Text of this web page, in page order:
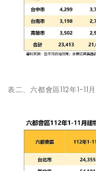
表二、六都會區112年1-11